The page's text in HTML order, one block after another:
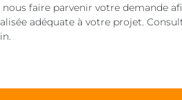
faire parvenir votre demande
adéquate à votre projet.